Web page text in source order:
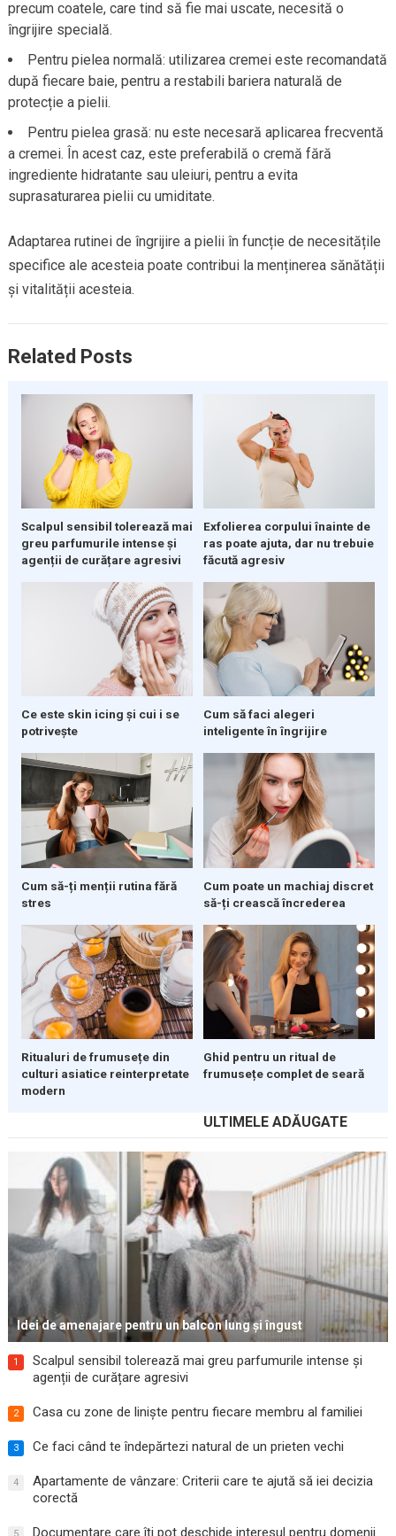
precum coatele, care tind să fie mai uscate, necesită o
îngrijire specială.
Pentru pielea normală: utilizarea cremei este recomandată
după fiecare baie, pentru a restabili bariera naturală de
protecție a pielii.
Pentru pielea grasă: nu este necesară aplicarea frecventă
a cremei. În acest caz, este preferabilă o cremă fără
ingrediente hidratante sau uleiuri, pentru a evita
suprasaturarea pielii cu umiditate.
Adaptarea rutinei de îngrijire a pielii în funcție de necesitățile
specifice ale acesteia poate contribui la menținerea sănătății
și vitalității acesteia.
Related Posts
Scalpul sensibil tolerează mai
greu parfumurile intense și
agenții de curățare agresivi
Exfolierea corpului înainte de
ras poate ajuta, dar nu trebuie
făcută agresiv
Ce este skin icing și cui i se
potrivește
Cum să faci alegeri
inteligente în îngrijire
Cum să-ți menții rutina fără
stres
Cum poate un machiaj discret
să-ți crească încrederea
Ritualuri de frumusețe din
culturi asiatice reinterpretate
modern
Ghid pentru un ritual de
frumusețe complet de seară
ULTIMELE ADĂUGATE
Idei de amenajare pentru un balcon lung și îngust
1
Scalpul sensibil tolerează mai greu parfumurile intense și
agenții de curățare agresivi
2 Casa cu zone de liniște pentru fiecare membru al familiei
3 Ce faci când te îndepărtezi natural de un prieten vechi
4
Apartamente de vânzare: Criterii care te ajută să iei decizia
corectă
Documentare care îți pot deschide interesul pentru domenii